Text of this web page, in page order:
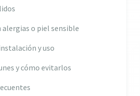
alergias o piel sensible
y uso
y cómo evitarlos